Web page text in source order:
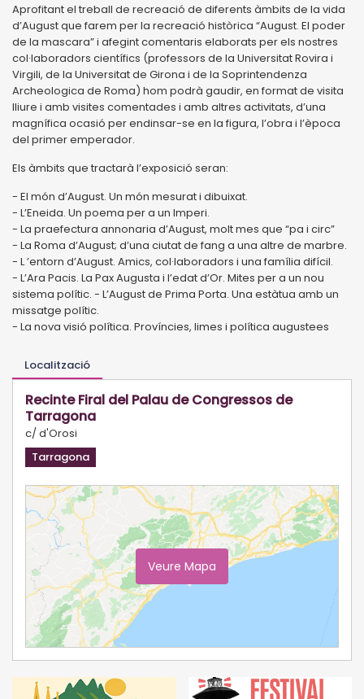
Aprofitant el treball de recreació de diferents àmbits de la vida
d’August que farem per la recreació històrica “August. El poder
de la mascara” i afegint comentaris elaborats per els nostres
col·laboradors científics (professors de la Universitat Rovira i
Virgili, de la Universitat de Girona i de la Soprintendenza
Archeologica de Roma) hom podrà gaudir, en format de visita
lliure i amb visites comentades i amb altres activitats, d’una
magnífica ocasió per endinsar-se en la figura, l’obra i l’època
del primer emperador.
Els àmbits que tractarà l’exposició seran:
- El món d’August. Un món mesurat i dibuixat.
- L’Eneida. Un poema per a un Imperi.
- La praefectura annonaria d’August, molt mes que “pa i circ”
- La Roma d’August; d’una ciutat de fang a una altre de marbre.
- L ’entorn d’August. Amics, col·laboradors i una família difícil.
- L’Ara Pacis. La Pax Augusta i l’edat d’Or. Mites per a un nou
sistema polític. - L’August de Prima Porta. Una estàtua amb un
missatge polític.
- La nova visió política. Províncies, limes i política augustees
Localització
Recinte Firal del Palau de Congressos de
Tarragona
c/ d'Orosi
Tarragona
Veure Mapa